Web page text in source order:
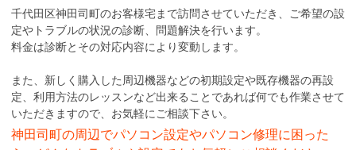
千代田区神田司町のお客様宅まで訪問させていただき、ご希望の設
定やトラブルの状況の診断、問題解決を行います。
料金は診断とその対応内容により変動します。
また、新しく購入した周辺機器などの初期設定や既存機器の再設
定、利用方法のレッスンなど出来ることであれば何でも作業させて
いただきますので、お気軽にご相談下さい。
神田司町の周辺でパソコン設定やパソコン修理に困った